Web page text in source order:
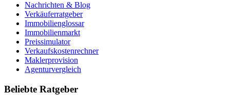
Nachrichten & Blog
Verkäuferratgeber
Immobilienglossar
Immobilienmarkt
Preissimulator
Verkaufskostenrechner
Maklerprovision
Agenturvergleich
Beliebte Ratgeber